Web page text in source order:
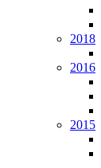
2018
2016
2015